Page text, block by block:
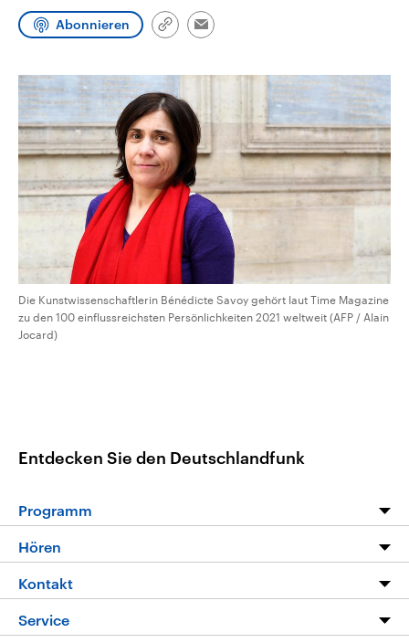
Abonnieren
Link
Email
Die Kunstwissenschaftlerin Bénédicte Savoy gehört laut Time Magazine
zu den 100 einflussreichsten Persönlichkeiten 2021 weltweit (AFP / Alain
Jocard)
Entdecken Sie den Deutschlandfunk
Programm
Programm
Die Nachrichten
Nachrichtenleicht
Hören
Livestream
Podcasts
Kontakt
Hörerservice
Service